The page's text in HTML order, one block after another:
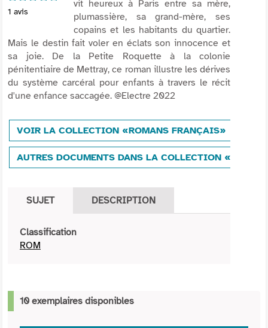
1 avis
vit heureux à Paris entre sa mère,
plumassière, sa grand-mère, ses
copains et les habitants du quartier.
Mais le destin fait voler en éclats son innocence et
sa joie. De la Petite Roquette à la colonie
pénitentiaire de Mettray, ce roman illustre les dérives
du système carcéral pour enfants à travers le récit
d'une enfance saccagée. @Electre 2022
VOIR LA COLLECTION «ROMANS FRANÇAIS»
AUTRES DOCUMENTS DANS LA COLLECTION
SUJET DESCRIPTION
Classification
ROM
10 exemplaires disponibles